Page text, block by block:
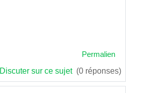
Permalien
Discuter sur ce sujet (0 réponses)